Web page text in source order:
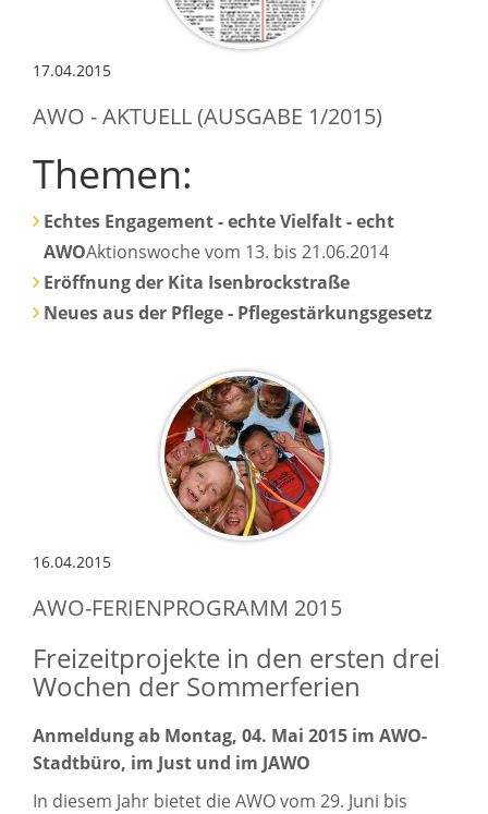
17.04.2015
AWO - AKTUELL (AUSGABE 1/2015)
Themen:
Echtes Engagement - echte Vielfalt - echt
AWOAktionswoche vom 13. bis 21.06.2014
Eröffnung der Kita Isenbrockstraße
Neues aus der Pflege - Pflegestärkungsgesetz
16.04.2015
AWO-FERIENPROGRAMM 2015
Freizeitprojekte in den ersten drei
Wochen der Sommerferien
Anmeldung ab Montag, 04. Mai 2015 im AWO-
Stadtbüro, im Just und im JAWO
In diesem Jahr bietet die AWO vom 29. Juni bis